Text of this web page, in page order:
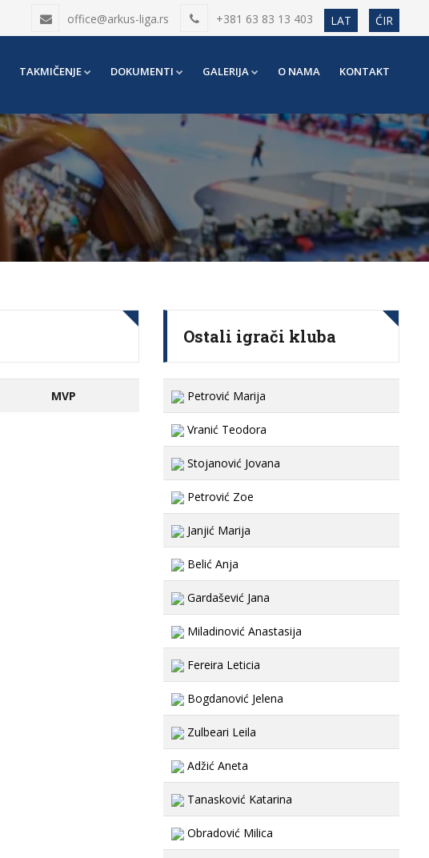
office@arkus-liga.rs +381 63 83 13 403 LAT ĆIR
TAKMIČENJE DOKUMENTI GALERIJA O NAMA KONTAKT
MVP
Ostali igrači kluba
Petrović Marija
Vranić Teodora
Stojanović Jovana
Petrović Zoe
Janjić Marija
Belić Anja
Gardašević Jana
Miladinović Anastasija
Fereira Leticia
Bogdanović Jelena
Zulbeari Leila
Adžić Aneta
Tanasković Katarina
Obradović Milica